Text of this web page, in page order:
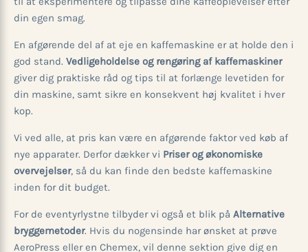
din egen smag.
En afgørende del af at eje en kaffemaskine er at holde den i
god stand. Vedligeholdelse og rengøring af kaffemaskiner
giver dig praktiske råd og tips til at forlænge levetiden for
din maskine, samt sikre en konsekvent høj kvalitet i hver
kop.
Vi ved alle, at pris kan være en afgørende faktor ved køb af
nye apparater. Derfor dækker vi Priser og økonomiske
overvejelser, så du kan finde den bedste kaffemaskine
inden for dit budget.
For de eventyrlystne tilbyder vi også et blik på Alternative
bryggemetoder. Hvis du nogensinde har ønsket at prøve
AeroPress eller en Chemex, vil denne sektion give dig en